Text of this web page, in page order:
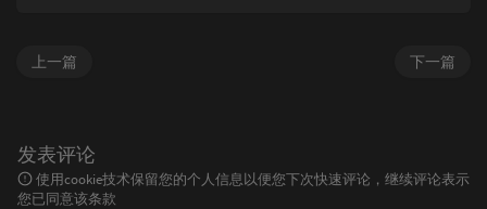
下一篇
上一篇
发表评论
使用cookie技术保留您的个人信息以便您下次快速评论，继续评论表示
您已同意该条款